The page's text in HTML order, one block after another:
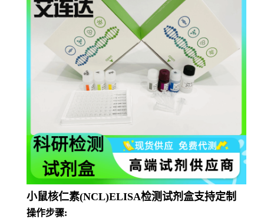
小鼠核仁素(NCL)ELISA检测试剂盒支持定制
操作步骤: